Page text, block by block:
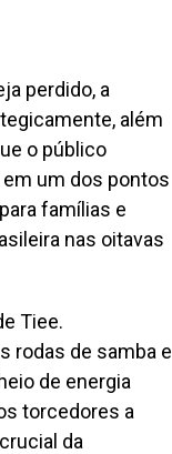
perdido, a
além
o público
um dos pontos
famílias e
nas oitavas
Tiee.
rodas de samba e
de energia
torcedores a
da